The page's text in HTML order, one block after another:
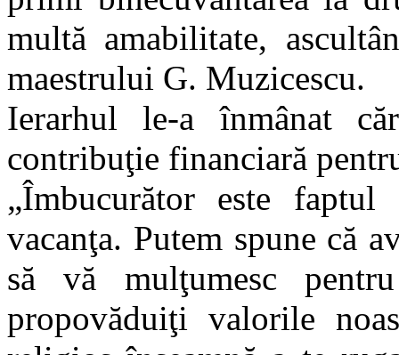
multă amabilitate,
maestrului G. Muzicescu.
Ierarhul le-a înmânat
contribuţie financiară
„Îmbucurător este
vacanţa. Putem spune că
să vă mulţumesc
propovăduiţi valorile